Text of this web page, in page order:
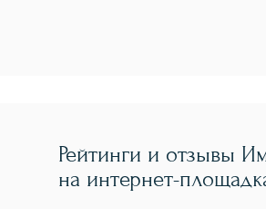
Рейтинги и отзывы
на интернет-